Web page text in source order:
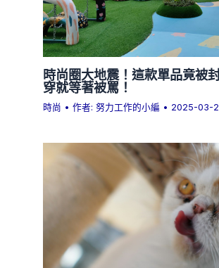
時尚圈大地震！這款單品竟被
穿就等著被罵！
時尚 • 作者:努力工作的小編 • 2025-03-